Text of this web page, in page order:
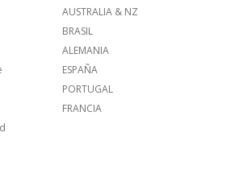
BRASIL
ALEMANIA
ESPAÑA
PORTUGAL
FRANCIA